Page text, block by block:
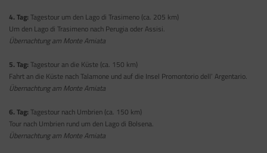
4. Tag: Tagestour um den Lago di Trasimeno (ca. 205 km)
Um den Lago di Trasimeno nach Perugia oder Assisi.
Übernachtung am Monte Amiata
5. Tag: Tagestour an die Küste (ca. 150 km)
Fahrt an die Küste nach Talamone und auf die Insel Promontorio dell’ Argentario.
Übernachtung am Monte Amiata
6. Tag: Tagestour nach Umbrien (ca. 150 km)
Tour nach Umbrien rund um den Lago di Bolsena.
Übernachtung am Monte Amiata